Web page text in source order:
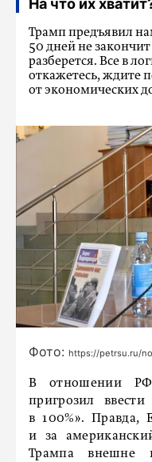
На что их
Трамп предъявил
50 дней не
разберется. Все в
откажетесь, ждите
от экономических
Фото: https://petrsu.ru/
В отношении
пригрозил
в 100%». Правда,
и за
Трампа внешне